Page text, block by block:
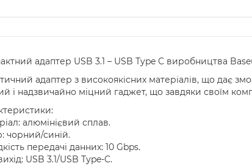
адаптер USB 3.1 – USB Type C виробництва
адаптер з високоякісних матеріалів, що дає
і надзвичайно міцний гаджет, що завдяки своїм
алюмінієвий сплав.
чорний/синій.
передачі данних: 10 Gbps.
USB 3.1/USB Type-C.